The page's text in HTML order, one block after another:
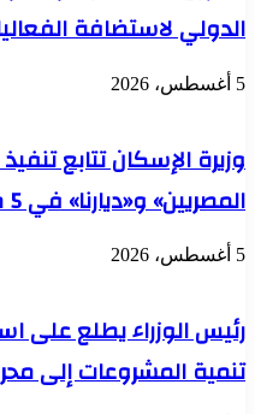
الدولي لاستضافة
5 أغسطس، 2026
وزيرة الإسكان تتابع
المصريين» و«ديارنا» في 5 مدن جديدة
5 أغسطس، 2026
رئيس الوزراء يطلع على
تنمية المشروعات إلى